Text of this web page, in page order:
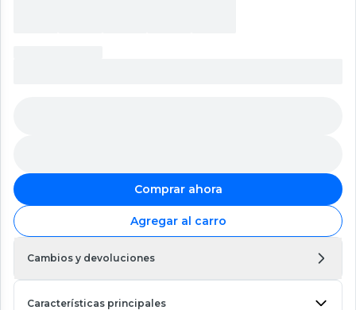
Comprar ahora
Agregar al carro
Cambios y devoluciones
Características principales